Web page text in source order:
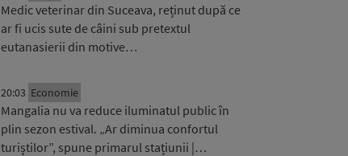
Medic veterinar din Suceava, reținut după ce
ar fi ucis sute de câini sub pretextul
eutanasierii din motive…
20:03 Economie
Mangalia nu va reduce iluminatul public în
plin sezon estival. „Ar diminua confortul
turiștilor”, spune primarul stațiunii |…